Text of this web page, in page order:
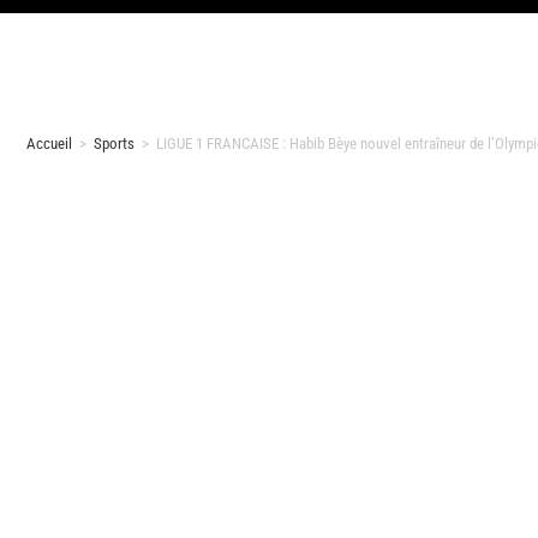
Accueil > Sports > LIGUE 1 FRANCAISE : Habib Bèye nouvel entraîneur de